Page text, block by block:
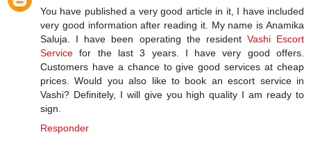
You have published a very good article in it, I have included
very good information after reading it. My name is Anamika
Saluja. I have been operating the resident Vashi Escort
Service for the last 3 years. I have very good offers.
Customers have a chance to give good services at cheap
prices. Would you also like to book an escort service in
Vashi? Definitely, I will give you high quality I am ready to
sign.
Responder